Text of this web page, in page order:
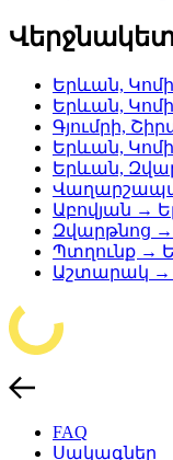
Երևան,
Երևան,
Գյումրի,
Երևան,
Երևան,
Աբովյան →
Զվարթնոց
Պտղունք →
Աշտարակ →
FAQ
Սակագներ